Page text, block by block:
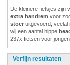
De kleinere fietsjes zijn
extra handrem voor
stoer uitgevoerd,
wij een aantal hippe
237x fietsen voor
Verfijn resultaten